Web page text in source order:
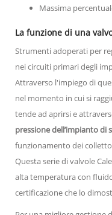
Massima
La funzione di una
Strumenti adoperati per
nei circuiti primari degli
Attraverso l'impiego di
nel momento in cui si
tende ad aprirsi e
pressione dell’impianto di
funzionamento dei
Questa serie di valvole
alta temperatura con
certificazione che lo